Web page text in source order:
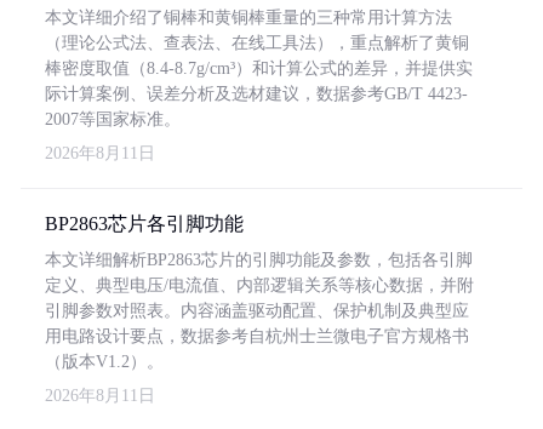
本文详细介绍了铜棒和黄铜棒重量的三种常用计算方法
（理论公式法、查表法、在线工具法），重点解析了黄铜
棒密度取值（8.4-8.7g/cm³）和计算公式的差异，并提供实
际计算案例、误差分析及选材建议，数据参考GB/T 4423-
2007等国家标准。
2026年8月11日
BP2863芯片各引脚功能
本文详细解析BP2863芯片的引脚功能及参数，包括各引脚
定义、典型电压/电流值、内部逻辑关系等核心数据，并附
引脚参数对照表。内容涵盖驱动配置、保护机制及典型应
用电路设计要点，数据参考自杭州士兰微电子官方规格书
（版本V1.2）。
2026年8月11日